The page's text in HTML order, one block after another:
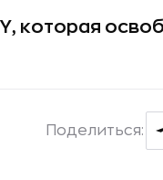
которая
Поделиться: